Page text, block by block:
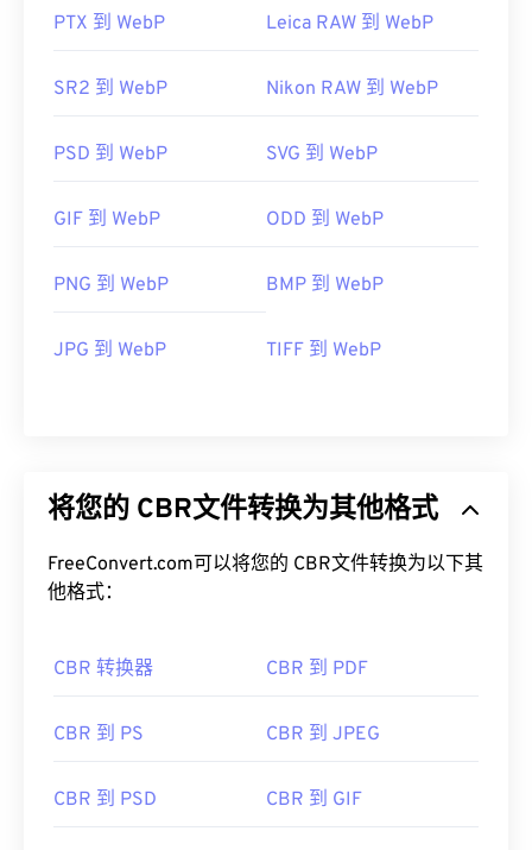
PTX 到 WebP Leica RAW 到 WebP
SR2 到 WebP Nikon RAW 到 WebP
PSD 到 WebP SVG 到 WebP
GIF 到 WebP ODD 到 WebP
PNG 到 WebP BMP 到 WebP
JPG 到 WebP TIFF 到 WebP
将您的 CBR文件转换为其他格式
FreeConvert.com可以将您的 CBR文件转换为以下其
他格式：
CBR 转换器 CBR 到 PDF
CBR 到 PS CBR 到 JPEG
CBR 到 PSD CBR 到 GIF